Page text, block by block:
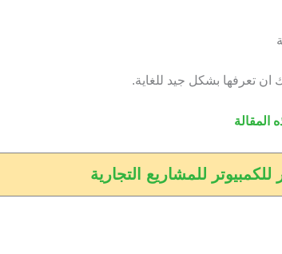
تعرفها بشكل جيد للغاية.
المقالة
للمشاريع التجارية